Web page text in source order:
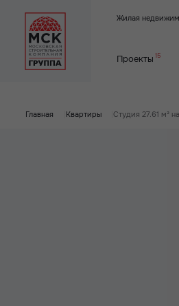
Жилая
Проекты 15
Главная Квартиры Студия 27.61 м²